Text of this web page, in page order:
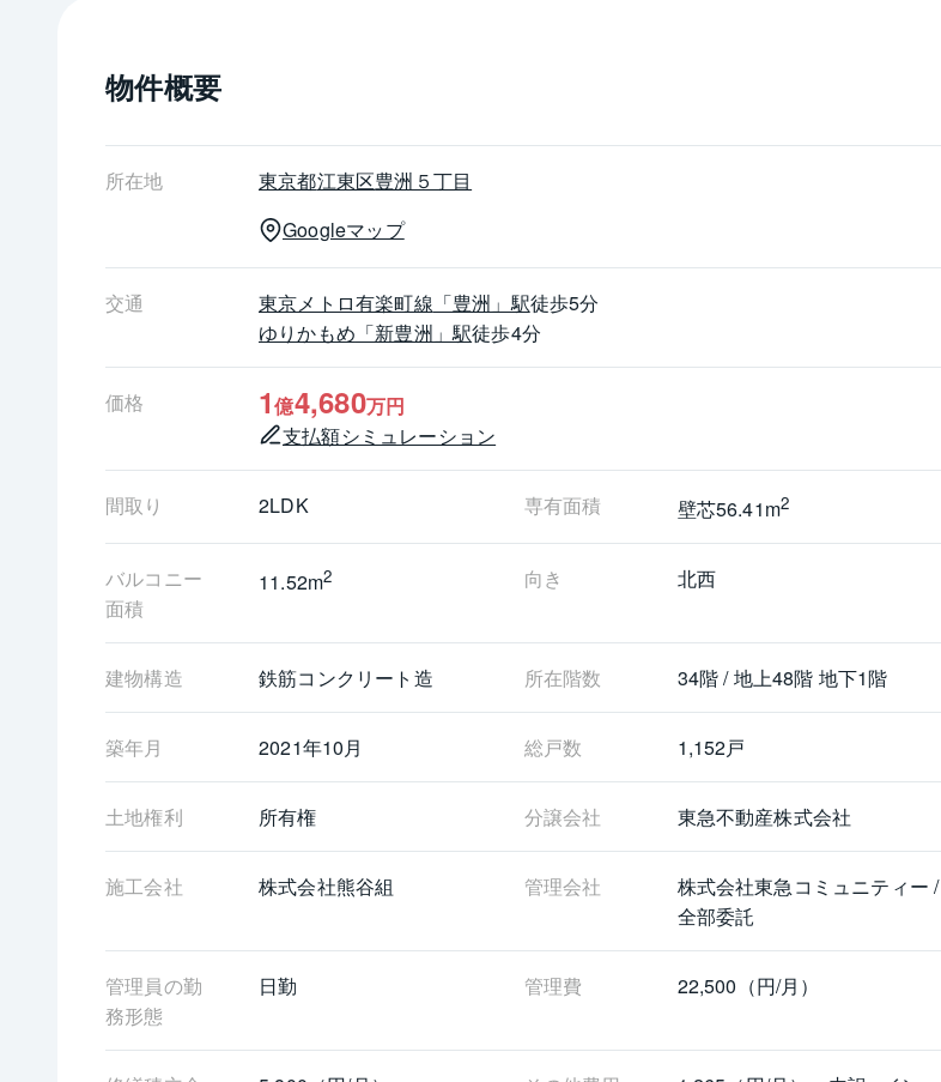
┏□ 　共用部分
┗┻━━━━━━━━━━━━━━━
・コワーキングルーム
・パーソナルルーム
・ワーク＆スタディルーム
・パーティルーム
・ゲストルーム
・フィットネスルーム
・ランドリールーム
・スカイビューラウンジ
・コンシェルジュサービス
物件概要
所在地 東京都江東区豊洲５丁目
Googleマップ
交通 東京メトロ有楽町線 「豊洲」駅徒歩5分
ゆりかもめ 「新豊洲」駅徒歩4分
価格 1億4,680万円
支払額シミュレーション
間取り 2LDK 専有面積 壁芯56.41m2
バルコニー
面積
11.52m2 向き 北西
建物構造 鉄筋コンクリート造 所在階数 34階 / 地上48階 地下1階
築年月 2021年10月 総戸数 1,152戸
土地権利 所有権 分譲会社 東急不動産株式会社
施工会社 株式会社熊谷組 管理会社
株式会社東急コミュニティー /
全部委託
管理員の勤
務形態
日勤 管理費 22,500（円/月）